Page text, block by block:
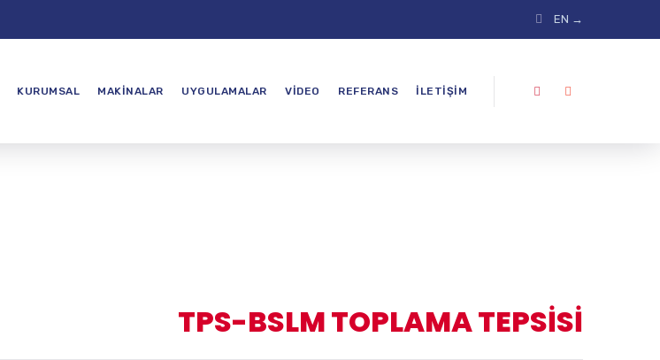
EN →
KURUMSAL MAKINALAR UYGULAMALAR VIDEO REFERANS İLETIŞIM
TPS-BSLM TOPLAMA TEPSİSİ